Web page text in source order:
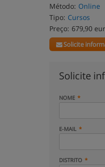
Método: Online
Tipo: Cursos
Preço: 679,90
Solicite
Solicite
NOME
E-MAIL
DISTRITO